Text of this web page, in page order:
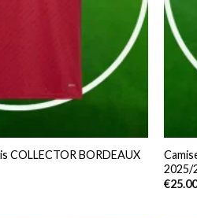
COLLECTOR BORDEAUX
2025/
€25.00